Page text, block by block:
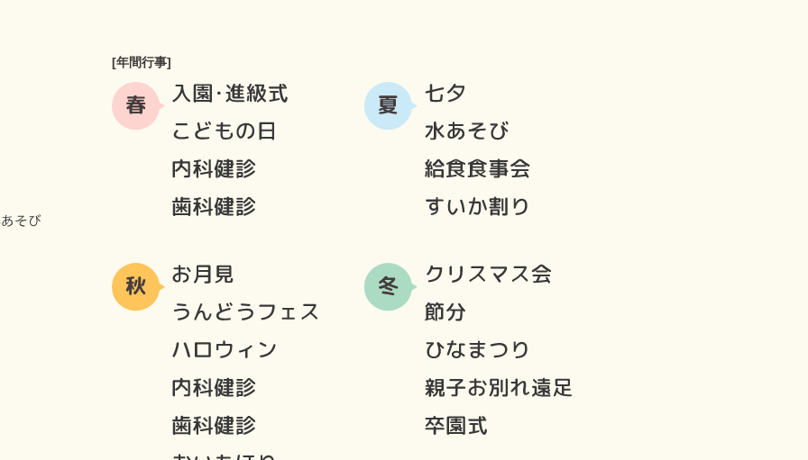
[年間行事]